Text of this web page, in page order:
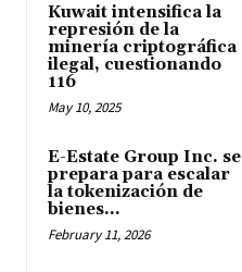
Kuwait intensifica la
represión de la
minería criptográfica
ilegal, cuestionando
116
May 10, 2025
E-Estate Group Inc. se
prepara para escalar
la tokenización de
bienes...
February 11, 2026